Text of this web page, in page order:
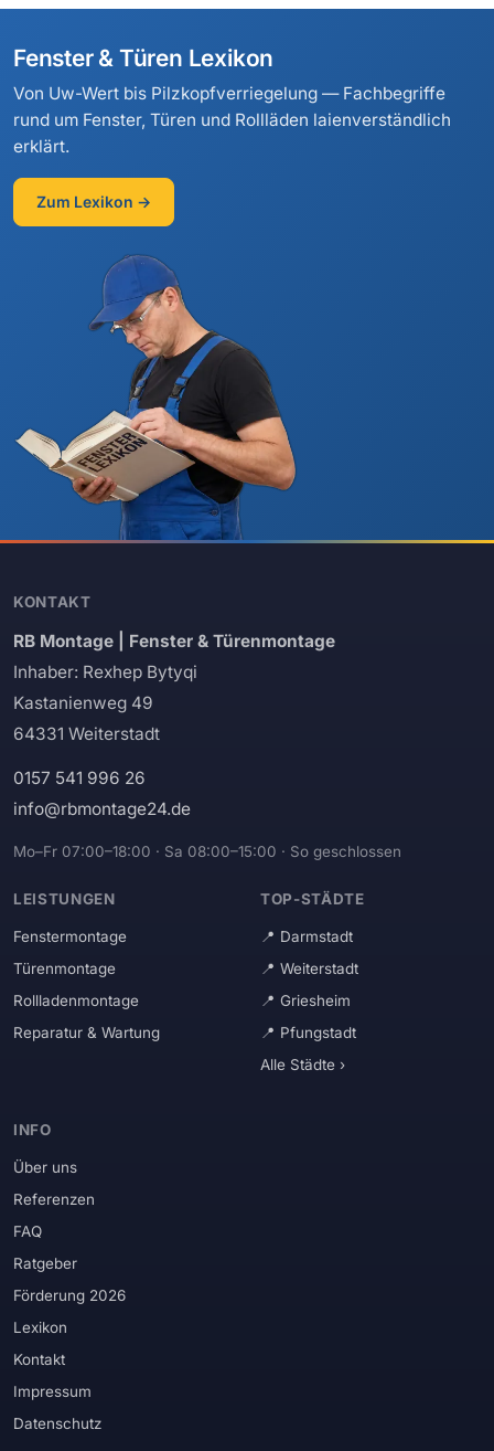
Fenster & Türen Lexikon
Von Uw-Wert bis Pilzkopfverriegelung — Fachbegriffe
rund um Fenster, Türen und Rollläden laienverständlich
erklärt.
Zum Lexikon →
KONTAKT
RB Montage | Fenster & Türenmontage
Inhaber: Rexhep Bytyqi
Kastanienweg 49
64331 Weiterstadt
0157 541 996 26
info@rbmontage24.de
Mo–Fr 07:00–18:00 · Sa 08:00–15:00 · So geschlossen
LEISTUNGEN
Fenstermontage
Türenmontage
Rollladenmontage
Reparatur & Wartung
TOP-STÄDTE
Darmstadt
Weiterstadt
Griesheim
Pfungstadt
Alle Städte ›
INFO
Über uns
Referenzen
FAQ
Ratgeber
Förderung 2026
Lexikon
Kontakt
Impressum
Datenschutz